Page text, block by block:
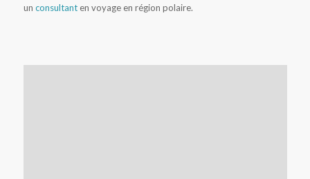
un consultanten voyage en région polaire.